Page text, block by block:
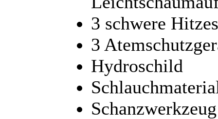
3 schwere
3
Hydroschild
Schanzwerkzeug